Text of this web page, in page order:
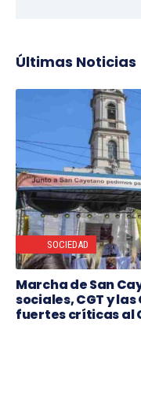
Últimas Noticias
SOCIEDAD
Marcha de San
sociales, CGT y
fuertes críticas al